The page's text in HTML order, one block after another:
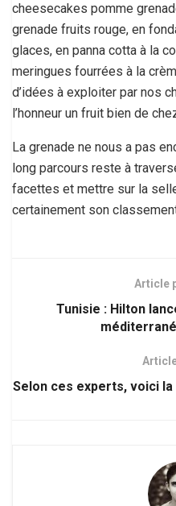
cheesecakes pomme
grenade fruits rouge, en
glaces, en panna cotta à la
meringues fourrées à la
d’idées à exploiter par nos
l’honneur un fruit bien de
La grenade ne nous a pas
long parcours reste à
facettes et mettre sur la
certainement son
Article
Tunisie : Hilton
Selon ces experts, voici